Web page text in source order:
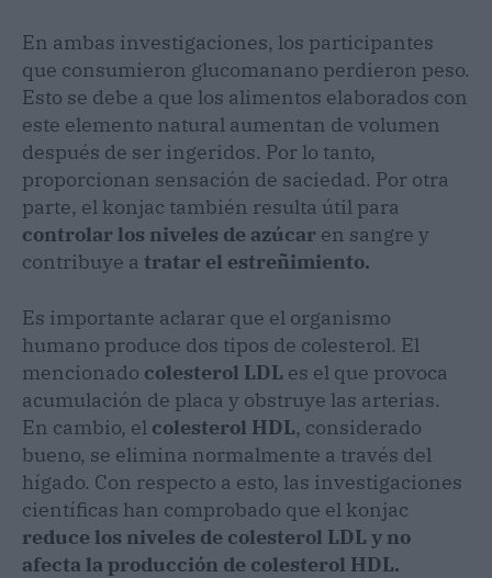
En ambas investigaciones, los participantes
que consumieron glucomanano perdieron peso.
Esto se debe a que los alimentos elaborados con
este elemento natural aumentan de volumen
después de ser ingeridos. Por lo tanto,
proporcionan sensación de saciedad. Por otra
parte, el konjac también resulta útil para
controlar los niveles de azúcar en sangre y
contribuye a tratar el estreñimiento.
Es importante aclarar que el organismo
humano produce dos tipos de colesterol. El
mencionado colesterol LDL es el que provoca
acumulación de placa y obstruye las arterias.
En cambio, el colesterol HDL, considerado
bueno, se elimina normalmente a través del
hígado. Con respecto a esto, las investigaciones
científicas han comprobado que el konjac
reduce los niveles de colesterol LDL y no
afecta la producción de colesterol HDL.